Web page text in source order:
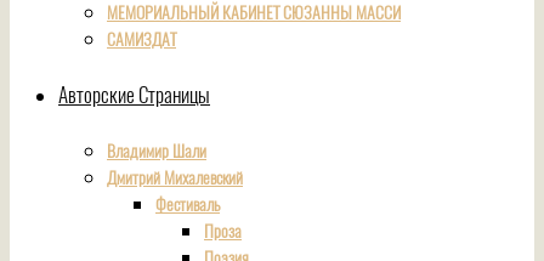
МЕМОРИАЛЬНЫЙ КАБИНЕТ СЮЗАННЫ МАССИ
САМИЗДАТ
Авторские Страницы
Владимир Шали
Дмитрий Михалевский
Фестиваль
Проза